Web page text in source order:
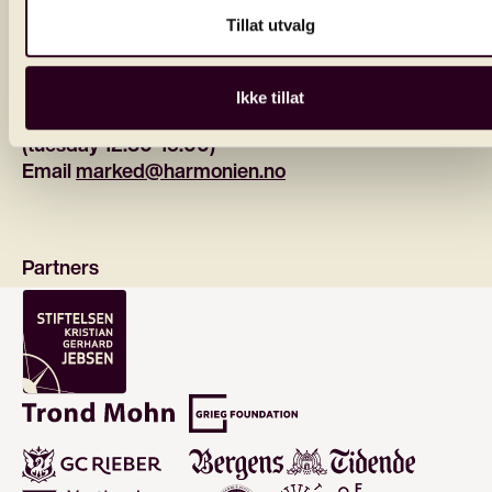
Tillat utvalg
Ikke tillat
Contact
(tuesday 12:30-15:00)
Email marked@harmonien.no
Partners